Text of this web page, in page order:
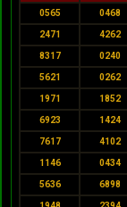
0565 0468
2471 4262
8317 0240
5621 0262
1971 1852
6923 1424
7617 4102
1146 0434
5636 6898